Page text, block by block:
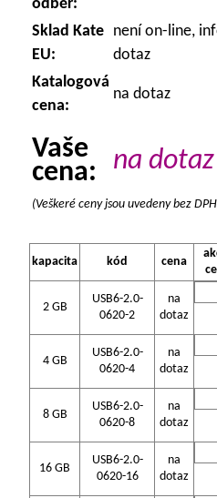
odběr:
Sklad Kate
EU:
není on-line,
dotaz
Katalogová
cena:
na dotaz
Vaše
cena:
na dotaz
(Veškeré ceny jsou uvedeny bez
kapacita kód cena
2 GB
USB6-2.0-
0620-2
na
dotaz
4 GB
USB6-2.0-
0620-4
na
dotaz
8 GB
USB6-2.0-
0620-8
na
dotaz
16 GB
USB6-2.0-
0620-16
na
dotaz